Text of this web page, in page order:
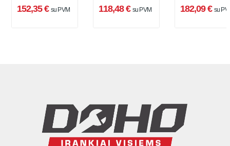
06019H9004
152,35 € su PVM 118,48 € su PVM
ir įkroviklio)
182,09 € su